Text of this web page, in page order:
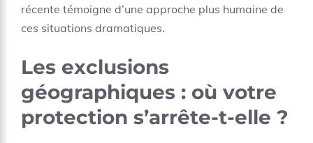
récente témoigne d’une approche plus humaine de
ces situations dramatiques.
Les exclusions
géographiques : où votre
protection s’arrête-t-elle ?